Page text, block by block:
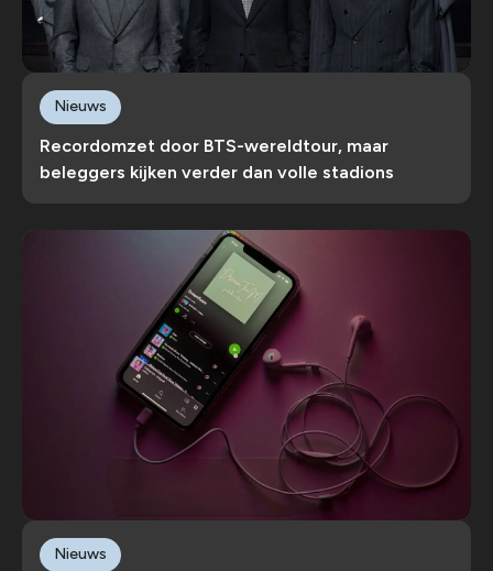
Recordomzet door BTS-wereldtour, maar
beleggers kijken verder dan volle stadions
Nieuws
Nieuws